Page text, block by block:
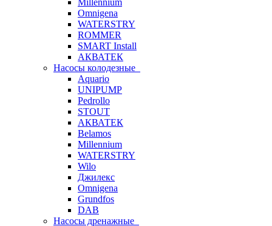
Millennium
Omnigena
WATERSTRY
ROMMER
SMART Install
АКВАТЕК
Насосы колодезные
Aquario
UNIPUMP
Pedrollo
STOUT
АКВАТЕК
Belamos
Millennium
WATERSTRY
Wilo
Джилекс
Omnigena
Grundfos
DAB
Насосы дренажные